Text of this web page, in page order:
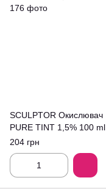
SCULPTOR Окислювач
PURE TINT 1,5% 100 ml
204 грн